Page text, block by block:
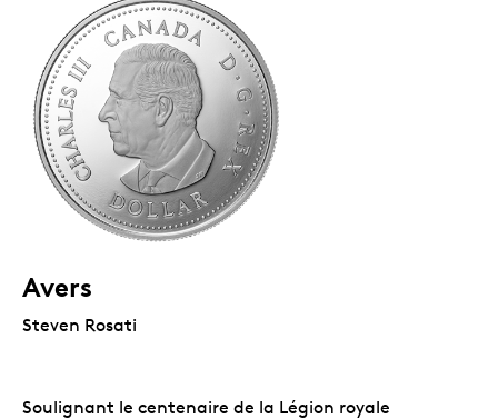
Avers
Steven Rosati
Soulignant le centenaire de la Légion royale